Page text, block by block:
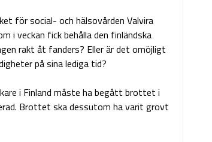
för social- och hälsovården Valvira
i veckan fick behålla den finländska
rakt åt fanders? Eller är det omöjligt
på sina lediga tid?
i Finland måste ha begått brottet i
Brottet ska dessutom ha varit grovt